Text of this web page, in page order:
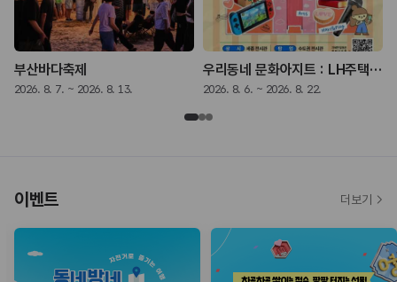
부산바다축제
2026. 8. 7. ~ 2026. 8. 13.
우리동네 문화아지트 : LH주택전시관 복합문화행사
2026. 8. 6. ~ 2026. 8. 22.
이벤트 더보기